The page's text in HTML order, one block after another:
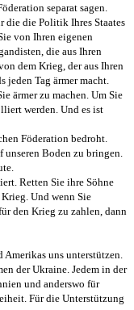
separat sagen.
die die Politik Ihres Staates
von Ihren eigenen
die aus Ihren
dem Krieg, der aus Ihren
jeden Tag ärmer macht.
ärmer zu machen. Um Sie
werden. Und es ist
Föderation bedroht.
Boden zu bringen.
Retten Sie ihre Söhne
Und wenn Sie
den Krieg zu zahlen, dann
uns unterstützen.
der Ukraine. Jedem in der
und anderswo für
Für die Unterstützung